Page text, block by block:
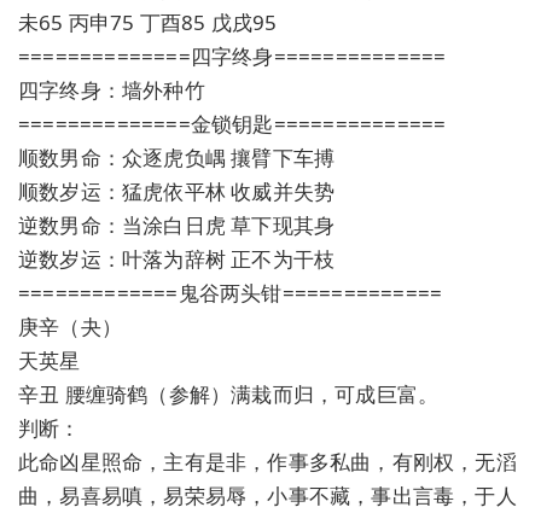
未65 丙申75 丁酉85 戊戌95
==============四字终身==============
四字终身：墙外种竹
==============金锁钥匙==============
顺数男命：众逐虎负嵎 攘臂下车搏
顺数岁运：猛虎依平林 收威并失势
逆数男命：当涂白日虎 草下现其身
逆数岁运：叶落为辞树 正不为干枝
=============鬼谷两头钳=============
庚辛（夬）
天英星
辛丑 腰缠骑鹤（参解）满栽而归，可成巨富。
判断：
此命凶星照命，主有是非，作事多私曲，有刚权，无滔
曲，易喜易嗔，易荣易辱，小事不藏，事出言毒，于人